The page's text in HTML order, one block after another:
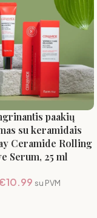
paakių
su keramidais
Ceramide Rolling
Serum, 25 ml
10.99 su PVM